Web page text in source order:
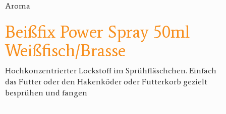
Aroma
Beißfix Power Spray 50ml
Weißfisch/Brasse
Hochkonzentrierter Lockstoff im Sprühfläschchen. Einfach
das Futter oder den Hakenköder oder Futterkorb gezielt
besprühen und fangen